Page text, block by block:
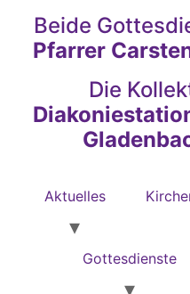
Beide
Pfarrer
Die
Aktuelles
Gottesdienste